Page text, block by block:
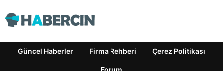
Güncel Haberler Firma Rehberi Çerez Politikası
Forum